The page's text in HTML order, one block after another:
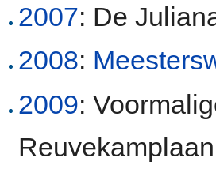
2007: De
2008:
2009: